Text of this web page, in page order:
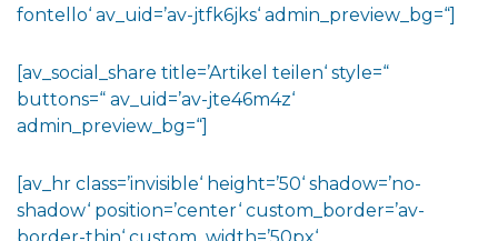
fontello‘ av_uid=’av-jtfk6jks‘ admin_preview_bg=“]
[av_social_share title=’Artikel teilen‘ style=“
buttons=“ av_uid=’av-jte46m4z‘
admin_preview_bg=“]
[av_hr class=’invisible‘ height=’50‘ shadow=’no-
shadow‘ position=’center‘ custom_border=’av-
border-thin‘ custom_width=’50px‘